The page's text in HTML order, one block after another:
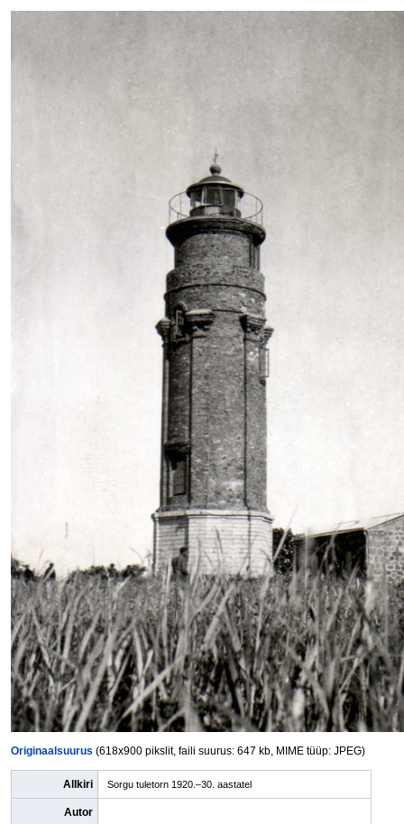
Originaalsuurus (618x900 pikslit, faili suurus: 647 kb, MIME tüüp: JPEG)
Allkiri Sorgu tuletorn 1920.–30. aastatel
Autor